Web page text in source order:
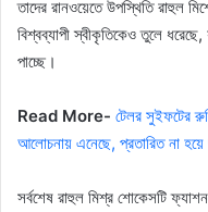
তাদের রানওয়েতে উপস্থিতি রাহুল
বিশ্বব্যাপী স্বীকৃতিকেও তুলে
পাচ্ছে।
Read More- টেলর সুইফটের
আলোচনায় এনেছে, প্রতারিত না
সর্বশেষ রাহুল মিশ্র শোকেসটি